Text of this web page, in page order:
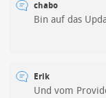
chabo
Bin auf das
Erik
Und vom